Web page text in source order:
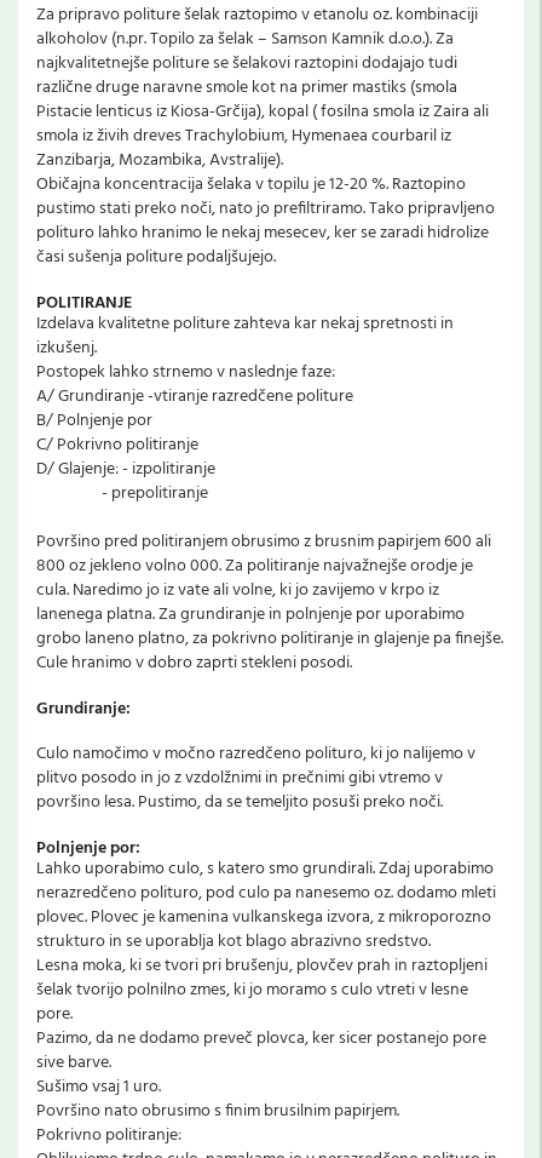
Za pripravo politure šelak raztopimo v etanolu oz. kombinaciji
alkoholov (n.pr. Topilo za šelak – Samson Kamnik d.o.o.). Za
najkvalitetnejše politure se šelakovi raztopini dodajajo tudi
različne druge naravne smole kot na primer mastiks (smola
Pistacie lenticus iz Kiosa-Grčija), kopal ( fosilna smola iz Zaira ali
smola iz živih dreves Trachylobium, Hymenaea courbaril iz
Zanzibarja, Mozambika, Avstralije).
Običajna koncentracija šelaka v topilu je 12-20 %. Raztopino
pustimo stati preko noči, nato jo prefiltriramo. Tako pripravljeno
polituro lahko hranimo le nekaj mesecev, ker se zaradi hidrolize
časi sušenja politure podaljšujejo.
POLITIRANJE
Izdelava kvalitetne politure zahteva kar nekaj spretnosti in
izkušenj.
Postopek lahko strnemo v naslednje faze:
A/ Grundiranje -vtiranje razredčene politure
B/ Polnjenje por
C/ Pokrivno politiranje
D/ Glajenje: - izpolitiranje
- prepolitiranje
Površino pred politiranjem obrusimo z brusnim papirjem 600 ali
800 oz jekleno volno 000. Za politiranje najvažnejše orodje je
cula. Naredimo jo iz vate ali volne, ki jo zavijemo v krpo iz
lanenega platna. Za grundiranje in polnjenje por uporabimo
grobo laneno platno, za pokrivno politiranje in glajenje pa finejše.
Cule hranimo v dobro zaprti stekleni posodi.
Grundiranje:
Culo namočimo v močno razredčeno polituro, ki jo nalijemo v
plitvo posodo in jo z vzdolžnimi in prečnimi gibi vtremo v
površino lesa. Pustimo, da se temeljito posuši preko noči.
Polnjenje por:
Lahko uporabimo culo, s katero smo grundirali. Zdaj uporabimo
nerazredčeno polituro, pod culo pa nanesemo oz. dodamo mleti
plovec. Plovec je kamenina vulkanskega izvora, z mikroporozno
strukturo in se uporablja kot blago abrazivno sredstvo.
Lesna moka, ki se tvori pri brušenju, plovčev prah in raztopljeni
šelak tvorijo polnilno zmes, ki jo moramo s culo vtreti v lesne
pore.
Pazimo, da ne dodamo preveč plovca, ker sicer postanejo pore
sive barve.
Sušimo vsaj 1 uro.
Površino nato obrusimo s finim brusilnim papirjem.
Pokrivno politiranje: